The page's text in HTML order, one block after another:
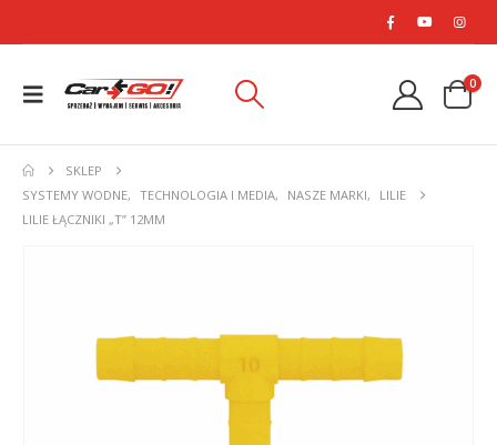
0
SKLEP
SYSTEMY WODNE, TECHNOLOGIA I MEDIA, NASZE MARKI,
LILIE
LILIE ŁĄCZNIKI „T” 12MM